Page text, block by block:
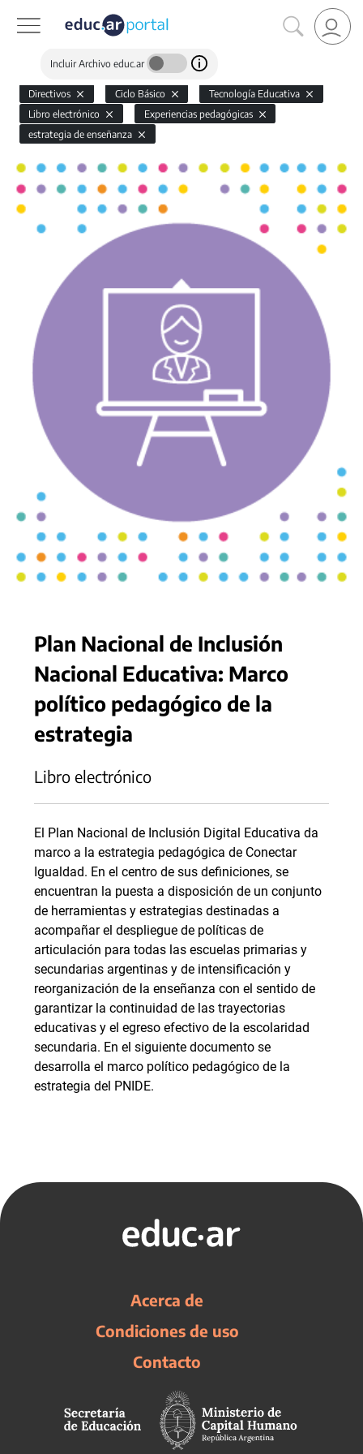
Incluir Archivo educ.ar
Directivos Ciclo Básico
Tecnología Educativa
Libro electrónico
Experiencias pedagógicas
estrategia de enseñanza
Plan Nacional de Inclusión
Nacional Educativa: Marco
político pedagógico de la
estrategia
Libro electrónico
El Plan Nacional de Inclusión Digital Educativa da
marco a la estrategia pedagógica de Conectar
Igualdad. En el centro de sus definiciones, se
encuentran la puesta a disposición de un conjunto
de herramientas y estrategias destinadas a
acompañar el despliegue de políticas de
articulación para todas las escuelas primarias y
secundarias argentinas y de intensificación y
reorganización de la enseñanza con el sentido de
garantizar la continuidad de las trayectorias
educativas y el egreso efectivo de la escolaridad
secundaria. En el siguiente documento se
desarrolla el marco político pedagógico de la
estrategia del PNIDE.
Acerca de
Condiciones de uso
Contacto